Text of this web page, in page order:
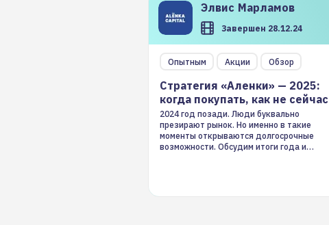
Элвис Марламов
Завершен 28.12.24
Опытным Акции Обзор
Стратегия «Аленки» — 2025:
когда покупать, как не сейчас
2024 год позади. Люди буквально
презирают рынок. Но именно в такие
моменты открываются долгосрочные
возможности. Обсудим итоги года и